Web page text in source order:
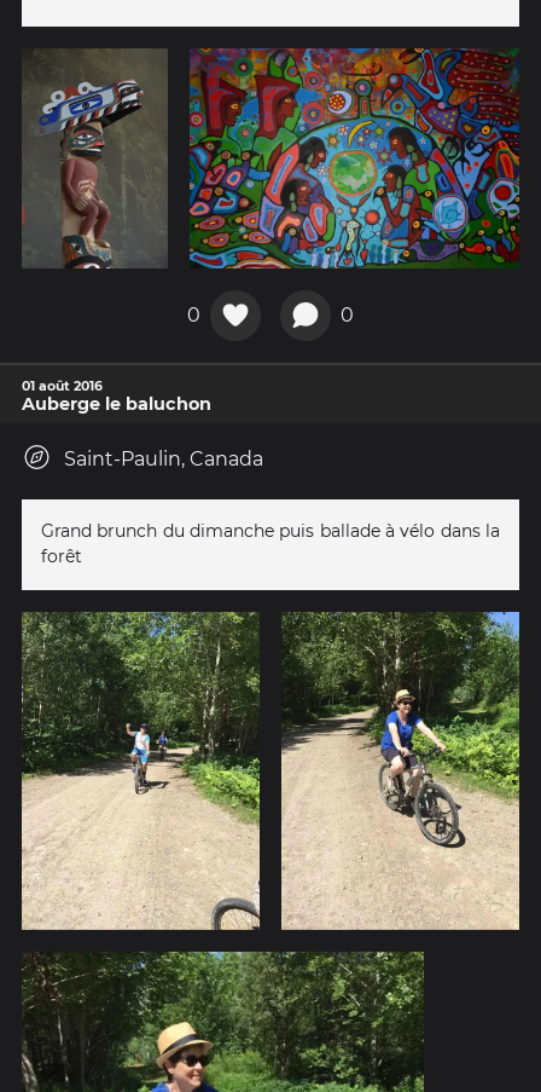
0 0
01 août 2016
Auberge le baluchon
Saint-Paulin, Canada
Grand brunch du dimanche puis ballade à vélo dans la
forêt